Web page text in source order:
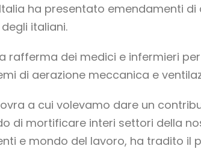
ha presentato emendamenti
italiani.
rafferma dei medici e infermieri
di aerazione meccanica e
a cui volevamo dare un
di mortificare interi settori della
e mondo del lavoro, ha tradito il